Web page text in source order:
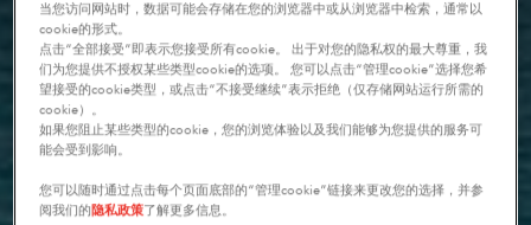
当您访问网站时，数据可能会存储在您的浏览器中或从浏览器中检索，通常以
cookie的形式。
点击“全部接受”即表示您接受所有cookie。 出于对您的隐私权的最大尊重，我
们为您提供不授权某些类型cookie的选项。 您可以点击“管理cookie”选择您希
望接受的cookie类型，或点击“不接受继续”表示拒绝（仅存储网站运行所需的
cookie）。
如果您阻止某些类型的cookie，您的浏览体验以及我们能够为您提供的服务可
能会受到影响。
您可以随时通过点击每个页面底部的“管理cookie”链接来更改您的选择，并参
阅我们的 隐私政策了解更多信息。